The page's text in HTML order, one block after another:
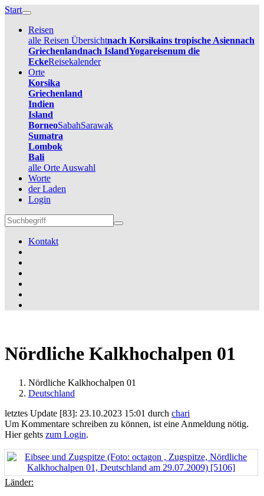
Start
Reisen
alle Reisen Übersichtnach Korsikains tropische Asiennach
Griechenlandnach IslandYogareisenum die
EckeReisekalender
Orte
Korsika
Griechenland
Indien
Island
BorneoSabahSarawak
Sumatra
Lombok
Bali
alle Orte Auswahl
Worte
der Laden
Login
Kontakt
Nördliche Kalkhochalpen 01
Nördliche Kalkhochalpen 01
Deutschland
letztes Update [83]: 23.10.2023 15:01 durch chari
Um Kommentare schreiben zu können, ist eine Anmeldung nötig.
Hier gehts zum Login.
Länder: